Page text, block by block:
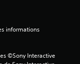
©Sony Interactive